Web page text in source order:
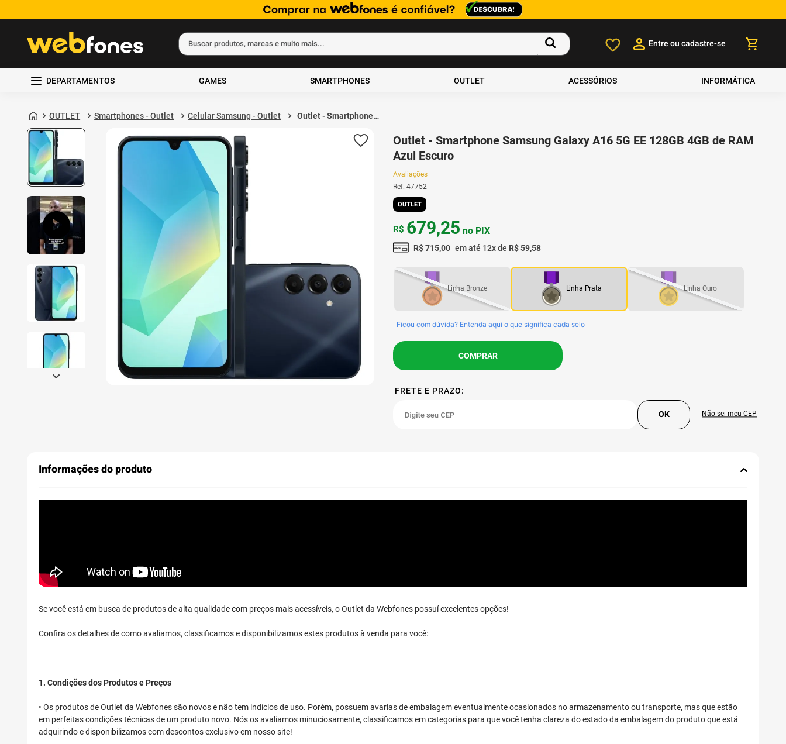
Buscar produtos, marcas e muito mais...
Entre ou cadastre-se
DEPARTAMENTOS GAMES SMARTPHONES OUTLET ACESSÓRIOS INFORMÁTICA
OUTLET Smartphones - Outlet Celular Samsung - Outlet
Outlet - Smartphone
5G EE 128GB 4GB de
RAM Azul Escuro
Outlet - Smartphone Samsung Galaxy A16 5G EE 128GB 4GB de RAM
Azul Escuro
Avaliações
Ref: 47752
OUTLET
R$715,00 em até 12x de R$59,58
R$ 679,25 no PIX
Bronze Prata Ouro
Ficou com dúvida? Entenda aqui o que significa cada selo
COMPRAR
Não sei meu CEP
Informações do produto
Se você está em busca de produtos de alta qualidade com preços mais acessíveis, o Outlet da Webfones possuí excelentes opções!
Confira os detalhes de como avaliamos, classificamos e disponibilizamos estes produtos à venda para você:
1. Condições dos Produtos e Preços
• Os produtos de Outlet da Webfones são novos e não tem indícios de uso. Porém, possuem avarias de embalagem eventualmente ocasionados no armazenamento ou transporte, mas que estão
em perfeitas condições técnicas de um produto novo. Nós os avaliamos minuciosamente, classificamos em categorias para que você tenha clareza do estado da embalagem do produto que está
adquirindo e disponibilizamos com descontos exclusivo em nosso site!
Termos mais buscados
2
gift card
4º
smartphone
notebook